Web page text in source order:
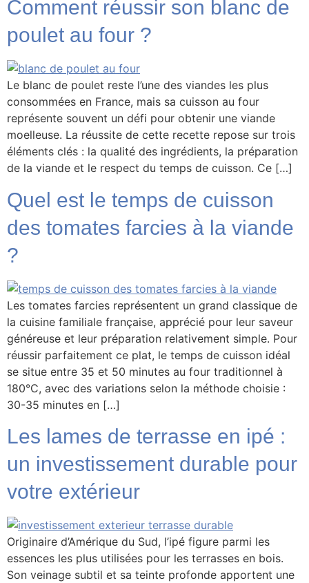
Comment réussir son blanc de
poulet au four ?
Le blanc de poulet reste l’une des viandes les plus
consommées en France, mais sa cuisson au four
représente souvent un défi pour obtenir une viande
moelleuse. La réussite de cette recette repose sur trois
éléments clés : la qualité des ingrédients, la préparation
de la viande et le respect du temps de cuisson. Ce […]
Quel est le temps de cuisson
des tomates farcies à la viande
?
Les tomates farcies représentent un grand classique de
la cuisine familiale française, apprécié pour leur saveur
généreuse et leur préparation relativement simple. Pour
réussir parfaitement ce plat, le temps de cuisson idéal
se situe entre 35 et 50 minutes au four traditionnel à
180°C, avec des variations selon la méthode choisie :
30-35 minutes en […]
Les lames de terrasse en ipé :
un investissement durable pour
votre extérieur
Originaire d’Amérique du Sud, l’ipé figure parmi les
essences les plus utilisées pour les terrasses en bois.
Son veinage subtil et sa teinte profonde apportent une